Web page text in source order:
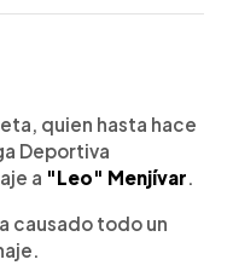
quien hasta hace
Deportiva
a "Leo" Menjívar.
causado todo un